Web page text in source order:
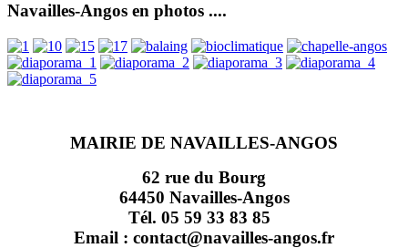
Navailles-Angos en photos ....
MAIRIE DE NAVAILLES-ANGOS
62 rue du Bourg
64450 Navailles-Angos
Tél. 05 59 33 83 85
Email : contact@navailles-angos.fr